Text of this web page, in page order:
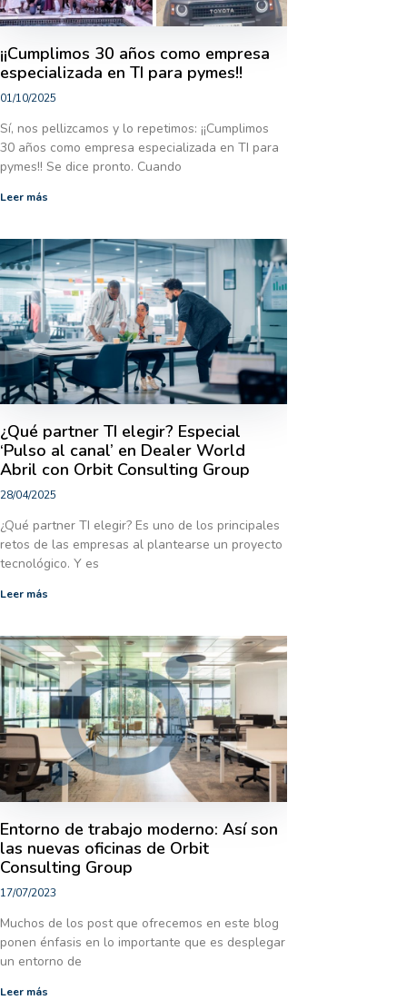
¡¡Cumplimos 30 años como empresa
especializada en TI para pymes!!
01/10/2025
Sí, nos pellizcamos y lo repetimos: ¡¡Cumplimos
30 años como empresa especializada en TI para
pymes!! Se dice pronto. Cuando
Leer más
¿Qué partner TI elegir? Especial
‘Pulso al canal’ en Dealer World
Abril con Orbit Consulting Group
28/04/2025
¿Qué partner TI elegir? Es uno de los principales
retos de las empresas al plantearse un proyecto
tecnológico. Y es
Leer más
Entorno de trabajo moderno: Así son
las nuevas oficinas de Orbit
Consulting Group
17/07/2023
Muchos de los post que ofrecemos en este blog
ponen énfasis en lo importante que es desplegar
un entorno de
Leer más